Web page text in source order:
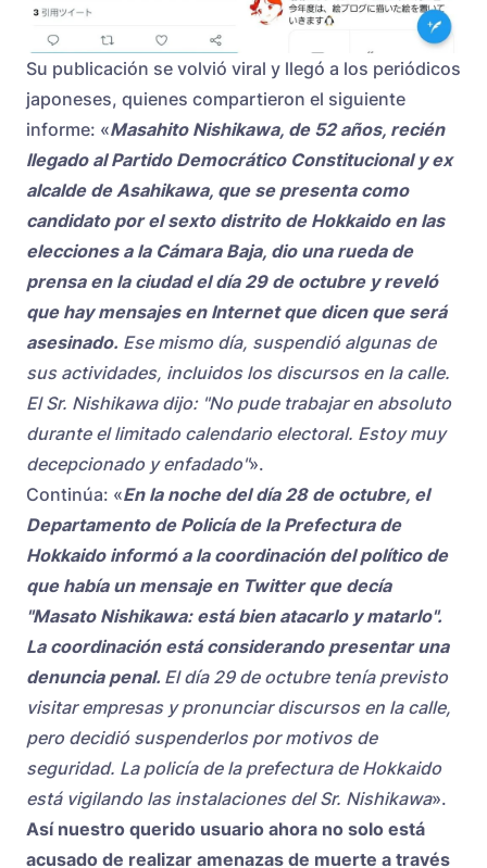
Su publicación se volvió viral y llegó a los periódicos
japoneses, quienes compartieron el siguiente
informe: «Masahito Nishikawa, de 52 años, recién
llegado al Partido Democrático Constitucional y ex
alcalde de Asahikawa, que se presenta como
candidato por el sexto distrito de Hokkaido en las
elecciones a la Cámara Baja, dio una rueda de
prensa en la ciudad el día 29 de octubre y reveló
que hay mensajes en Internet que dicen que será
asesinado. Ese mismo día, suspendió algunas de
sus actividades, incluidos los discursos en la calle.
El Sr. Nishikawa dijo: "No pude trabajar en absoluto
durante el limitado calendario electoral. Estoy muy
decepcionado y enfadado"».
Continúa: «En la noche del día 28 de octubre, el
Departamento de Policía de la Prefectura de
Hokkaido informó a la coordinación del político de
que había un mensaje en Twitter que decía
"Masato Nishikawa: está bien atacarlo y matarlo".
La coordinación está considerando presentar una
denuncia penal. El día 29 de octubre tenía previsto
visitar empresas y pronunciar discursos en la calle,
pero decidió suspenderlos por motivos de
seguridad. La policía de la prefectura de Hokkaido
está vigilando las instalaciones del Sr. Nishikawa».
Así nuestro querido usuario ahora no solo está
acusado de realizar amenazas de muerte a través